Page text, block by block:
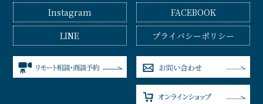
Instagram
FACEBOOK
LINE
プライバシーポリシー